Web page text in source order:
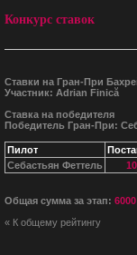
Конкурс ставок
Ставки на Гран-При
Участник: Adrian Finică
Ставка на победителя
Победитель Гран-При:
Пилот
Себастьян Феттель
Общая сумма за этап: 6000
« К общему рейтингу